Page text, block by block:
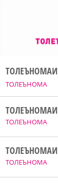
ТОЛЕЪНОМА
ТОЛЕЪНОМА
ТОЛЕЪНОМА